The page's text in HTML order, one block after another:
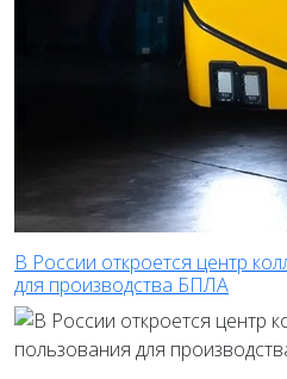
В России откроется центр
для производства БПЛА